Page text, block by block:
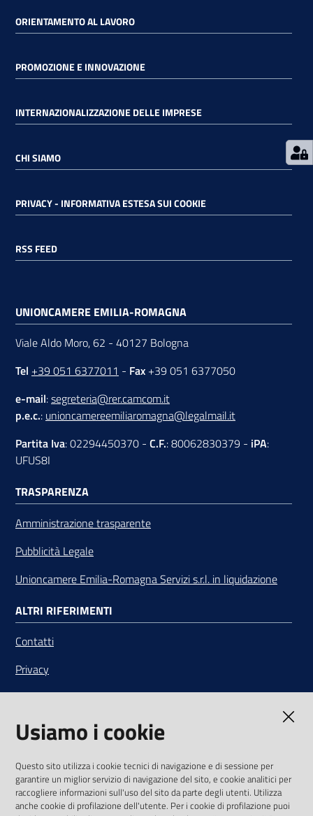
ORIENTAMENTO AL LAVORO
PROMOZIONE E INNOVAZIONE
INTERNAZIONALIZZAZIONE DELLE IMPRESE
CHI SIAMO
PRIVACY - INFORMATIVA ESTESA SUI COOKIE
RSS FEED
UNIONCAMERE EMILIA-ROMAGNA
Viale Aldo Moro, 62 - 40127 Bologna
Tel +39 051 6377011 - Fax +39 051 6377050
e-mail:segreteria@rer.camcom.it
p.e.c.: unioncamereemiliaromagna@legalmail.it
Partita Iva: 02294450370 - C.F.: 80062830379 - iPA:
UFUS8I
TRASPARENZA
Amministrazione trasparente
Pubblicità Legale
Unioncamere Emilia-Romagna Servizi s.r.l. in liquidazione
ALTRI RIFERIMENTI
Contatti
Privacy
Note legali
Media Policy
SEGUICI SU
Usiamo i cookie
Questo sito utilizza i cookie tecnici di navigazione e di sessione per
garantire un miglior servizio di navigazione del sito, e cookie analitici per
raccogliere informazioni sull'uso del sito da parte degli utenti. Utilizza
anche cookie di profilazione dell'utente. Per i cookie di profilazione puoi